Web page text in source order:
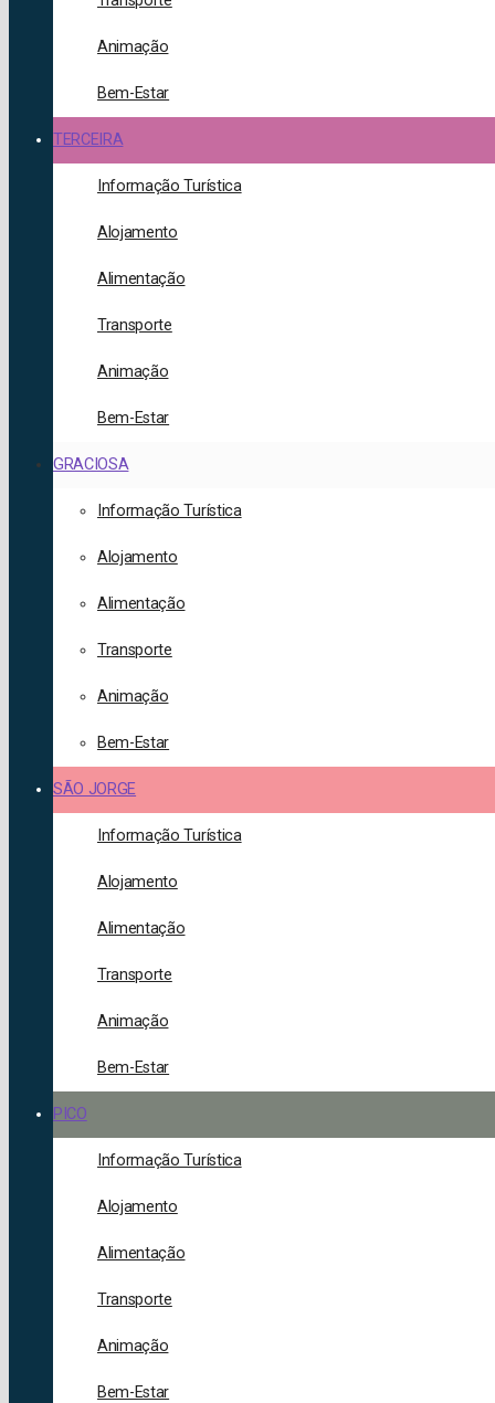
Animação
Bem-Estar
TERCEIRA
Informação Turística
Alojamento
Alimentação
Transporte
Animação
Bem-Estar
GRACIOSA
Informação Turística
Alojamento
Alimentação
Transporte
Animação
Bem-Estar
SÃO JORGE
Informação Turística
Alojamento
Alimentação
Transporte
Animação
Bem-Estar
PICO
Informação Turística
Alojamento
Alimentação
Transporte
Animação
Bem-Estar